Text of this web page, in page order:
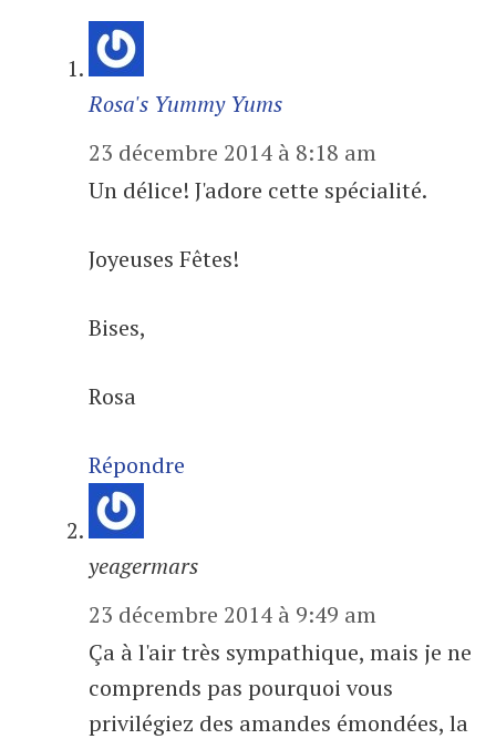
Rosa's Yummy Yums
23 décembre 2014 à 8:18 am
Un délice! J'adore cette spécialité.
Joyeuses Fêtes!
Bises,
Rosa
Répondre
yeagermars
23 décembre 2014 à 9:49 am
Ça à l'air très sympathique, mais je ne
comprends pas pourquoi vous
privilégiez des amandes émondées, la